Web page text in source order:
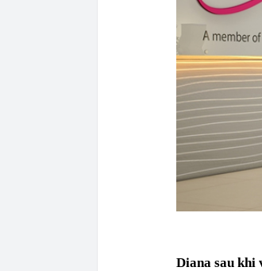
Diana sau khi